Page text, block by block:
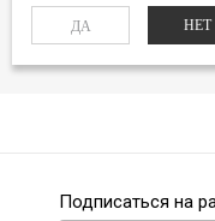
ДА НЕТ
Элемент не найден
Подписаться на